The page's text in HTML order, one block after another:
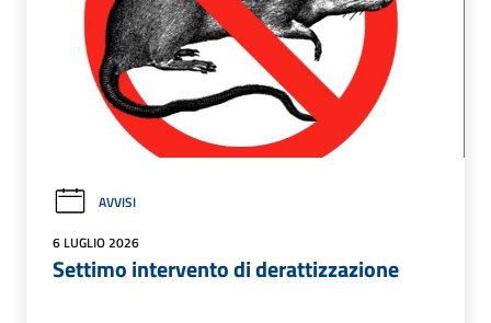
AVVISI
6 LUGLIO 2026
Settimo intervento di derattizzazione